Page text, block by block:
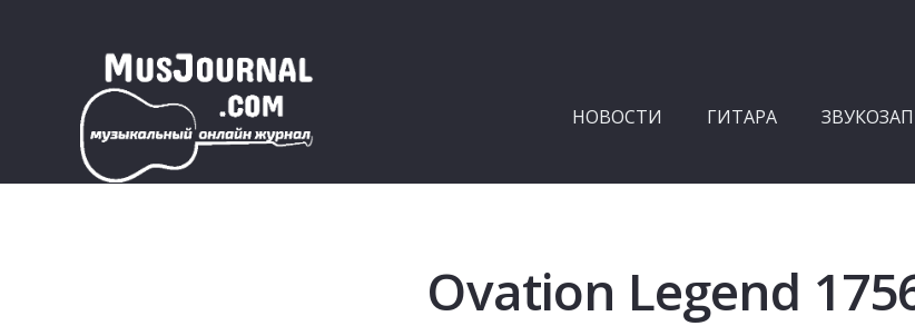
НОВОСТИ ГИТАРА
Ovation Legend